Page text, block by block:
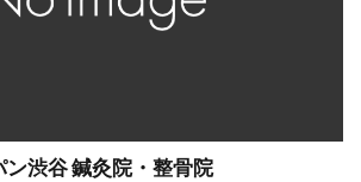
渋谷 鍼灸院・整骨院